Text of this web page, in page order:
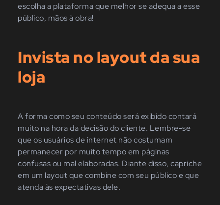
escolha a plataforma que melhor se adequa a esse
público, mãos à obra!
Invista no layout da sua
loja
A forma como seu conteúdo será exibido contará
muito na hora da decisão do cliente. Lembre-se
que os usuários de internet não costumam
permanecer por muito tempo em páginas
confusas ou mal elaboradas. Diante disso, capriche
em um layout que combine com seu público e que
atenda às expectativas dele.